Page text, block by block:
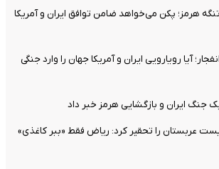
هرمز؛ پکن می‌خواهد ضامن توافق ایران و آمریکا
آیا رویارویی ایران و آمریکا جهان را وارد جنگی
جنگ ایران و بازگشایی هرمز خبر داد
عربستان را تحقیر کرد: ریاض فقط «ببر کاغذی»